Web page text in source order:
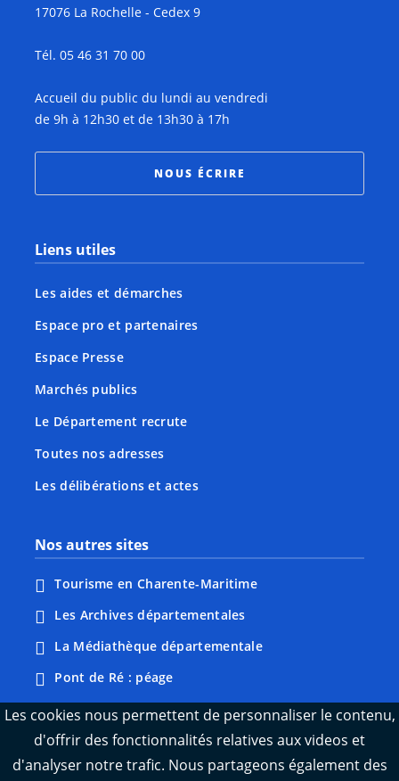
17076 La Rochelle - Cedex 9
Tél. 05 46 31 70 00
Accueil du public du lundi au vendredi
de 9h à 12h30 et de 13h30 à 17h
NOUS ÉCRIRE
Liens utiles
Les aides et démarches
Espace pro et partenaires
Espace Presse
Marchés publics
Le Département recrute
Toutes nos adresses
Les délibérations et actes
Nos autres sites
Tourisme en Charente-Maritime
Les Archives départementales
La Médiathèque départementale
Pont de Ré : péage
Webcams : Ré info trafic
Webcams : Oléron info trafic
Manger 17
Les cookies nous permettent de personnaliser le contenu,
d'offrir des fonctionnalités relatives aux videos et
d'analyser notre trafic. Nous partageons également des